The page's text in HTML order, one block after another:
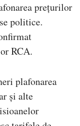
prețurilor
politice.
RCA.
plafonarea
și alte